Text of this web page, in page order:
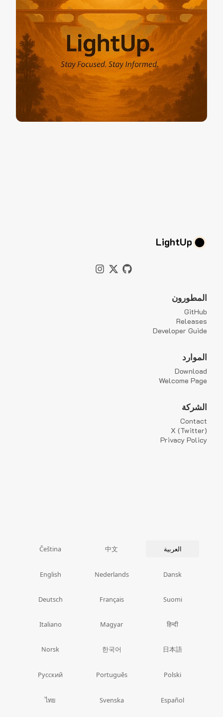
LightUp
المطورون
GitHub
Releases
Developer Guide
الموارد
Download
Welcome Page
الشركة
Contact
X (Twitter)
Privacy Policy
العربية 中文
Čeština
Dansk
Nederlands
English
Suomi
Français
Deutsch
हिन्दी
Magyar
Italiano
日本語
한국어
Norsk
Polski
Português
Русский
Español
Svenska
ไทย